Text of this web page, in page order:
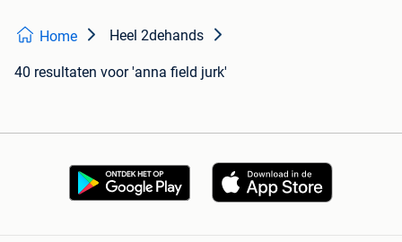
Home Heel 2dehands
40 resultaten voor 'anna field jurk'